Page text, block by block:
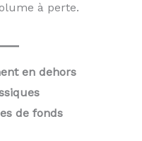
à perte.
en dehors
de fonds